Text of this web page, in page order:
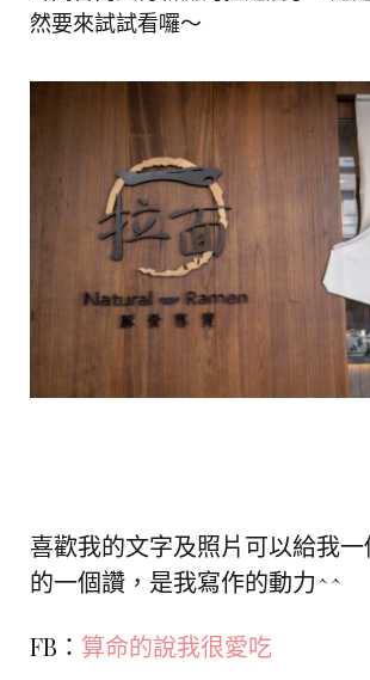
然要來試試看囉～
喜歡我的文字及照片可以給我
的一個讚，是我寫作的動力^^
FB： 算命的說我很愛吃